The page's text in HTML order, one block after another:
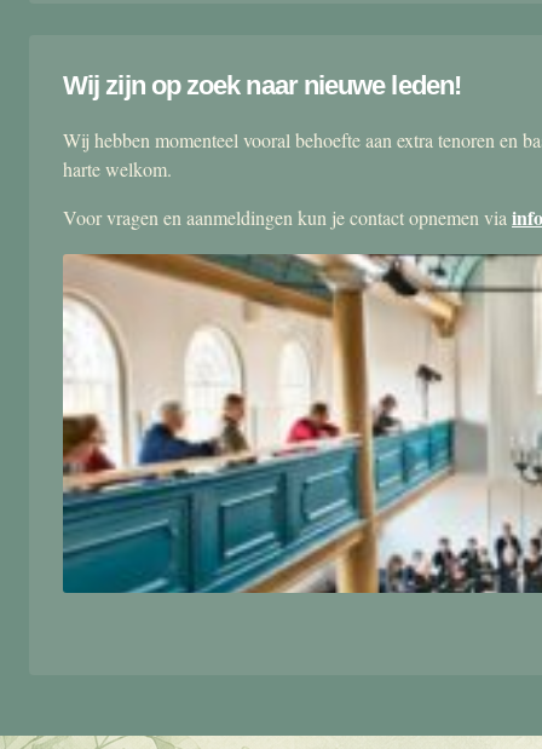
Wij zijn op zoek naar nieuwe leden!
Wij hebben momenteel vooral behoefte aan extra tenoren en
harte welkom.
Voor vragen en aanmeldingen kun je contact opnemen via